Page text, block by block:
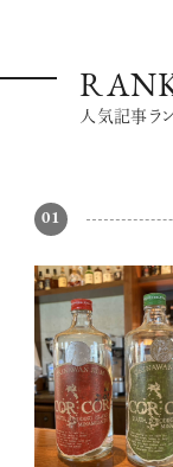
人気記事ラ
01